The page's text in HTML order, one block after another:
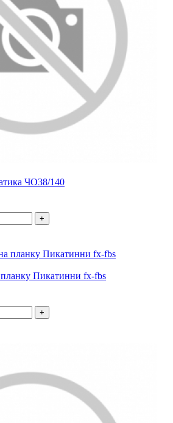
ЧО38/140
+
Пикатинни fx-fbs
+